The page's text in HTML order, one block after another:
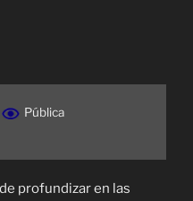
Pública
profundizar en las